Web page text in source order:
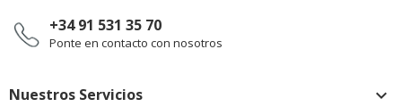
+34 91 531 35 70
Ponte en contacto con nosotros
Nuestros Servicios 